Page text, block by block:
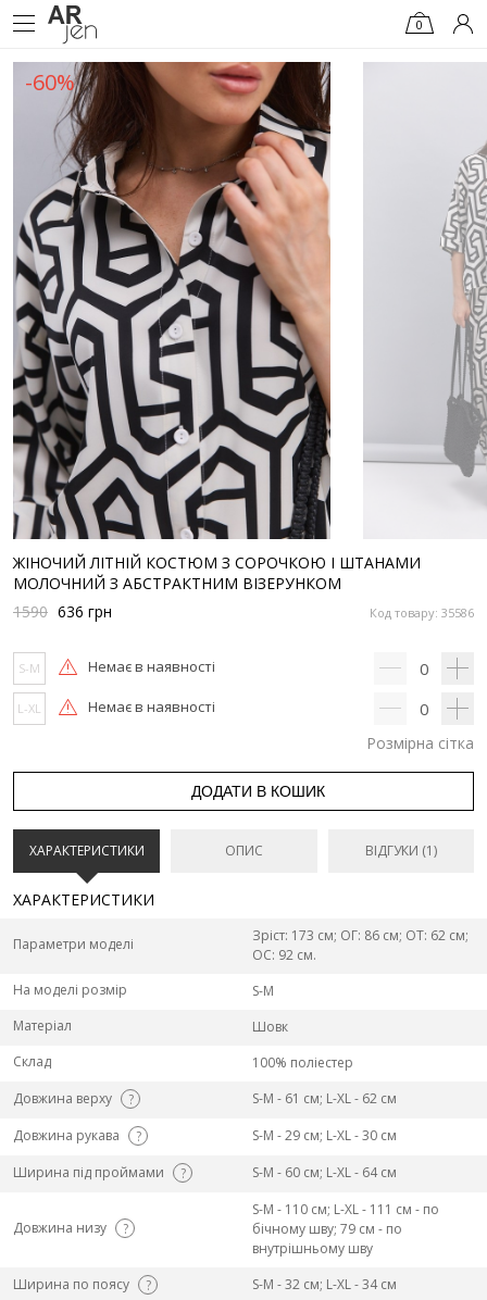
0
-60%
ЖІНОЧИЙ ЛІТНІЙ КОСТЮМ З СОРОЧКОЮ І ШТАНАМИ
МОЛОЧНИЙ З АБСТРАКТНИМ ВІЗЕРУНКОМ
Код товару: 35586
1590 636 грн
S-M Немає в наявності 0
L-XL Немає в наявності 0
Розмірна сітка
ДОДАТИ В КОШИК
ХАРАКТЕРИСТИКИ ОПИС ВІДГУКИ (1)
ХАРАКТЕРИСТИКИ
Параметри моделі
Зріст: 173 см; ОГ: 86 см; ОТ: 62 см;
ОС: 92 см.
На моделі розмір
S-M
Матеріал
Шовк
Склад
100% поліестер
Довжина верху
?
S-M - 61 см; L-ХL - 62 см
Довжина рукава
?
S-M - 29 см; L-ХL - 30 см
Ширина під проймами
? S-M - 60 см; L-ХL - 64 см
Довжина низу ?
S-M - 110 см; L-ХL - 111 см - по
бічному шву; 79 см - по
внутрішньому шву
Ширина по поясу
?
S-M - 32 см; L-ХL - 34 см